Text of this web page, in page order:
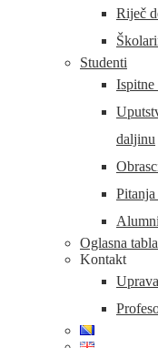
Riječ
Studenti
Ispitne
daljinu
Oglasna tabla
Kontakt